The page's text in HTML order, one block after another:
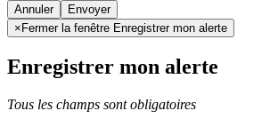
Annuler
× Fermer la fenêtre Enregistrer mon alerte
Enregistrer mon alerte
Tous les champs sont obligatoires